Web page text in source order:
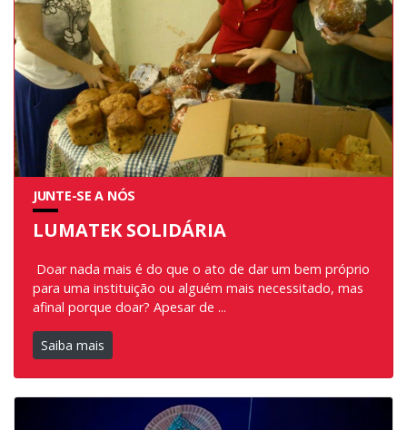
JUNTE-SE A NÓS
LUMATEK SOLIDÁRIA
Doar nada mais é do que o ato de dar um bem próprio
para uma instituição ou alguém mais necessitado, mas
afinal porque doar? Apesar de ...
Saiba mais